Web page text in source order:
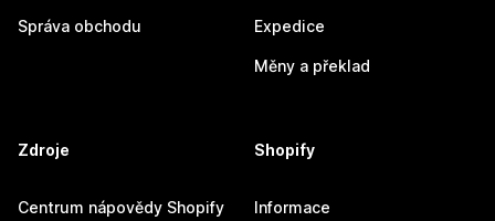
Správa obchodu Expedice
Měny a překlad
Zdroje
Centrum nápovědy Shopify
Shopify
Informace